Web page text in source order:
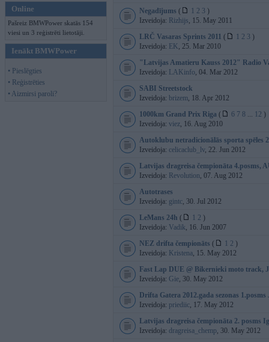
Online
Pašreiz BMWPower skatās 154
viesi un 3 reģistrēti lietotāji.
Ienākt BMWPower
• Pieslēgties
• Reģistrēties
• Aizmirsi paroli?
Negadījums ( 1 2 3 )
Izveidoja: Rizhijs, 15. May 2011
LRČ Vasaras Sprints 2011 ( 1 2 3 )
Izveidoja: EK, 25. Mar 2010
"Latvijas Amatieru Kauss 2012" Radio
Izveidoja: LAKinfo, 04. Mar 2012
SABI Streetstock
Izveidoja: brizem, 18. Apr 2012
1000km Grand Prix Riga ( 6 7 8 ... 12 )
Izveidoja: viez, 16. Aug 2010
Autoklubu netradicionālās sporta spēles
Izveidoja: celicaclub_lv, 22. Jun 2012
Latvijas dragreisa čempionāta 4.posms,
Izveidoja: Revolution, 07. Aug 2012
Autotrases
Izveidoja: gintc, 30. Jul 2012
LeMans 24h ( 1 2 )
Izveidoja: Vadik, 16. Jun 2007
NEZ drifta čempionāts ( 1 2 )
Izveidoja: Kristena, 15. May 2012
Fast Lap DUE @ Bikernieki moto track,
Izveidoja: Gie, 30. May 2012
Drifta Gatera 2012.gada sezonas 1.posms
Izveidoja: priediic, 17. May 2012
Latvijas dragreisa čempionāta 2. posms
Izveidoja: dragreisa_chemp, 30. May 2012